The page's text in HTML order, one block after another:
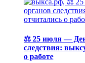
⚖️ 25 июля —
следствия:
о работе